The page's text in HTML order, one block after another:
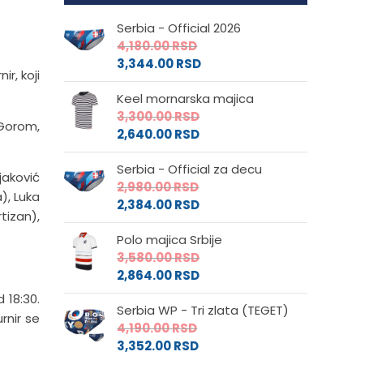
koji
Luka
se
Serbia - Official 2026
4,180.00RSD
3,344.00RSD
Keel mornarska majica
3,300.00RSD
2,640.00RSD
Serbia - Official za decu
2,980.00RSD
2,384.00RSD
Polo majica Srbije
3,580.00RSD
2,864.00RSD
Serbia WP - Tri zlata (TEGET)
4,190.00RSD
3,352.00RSD